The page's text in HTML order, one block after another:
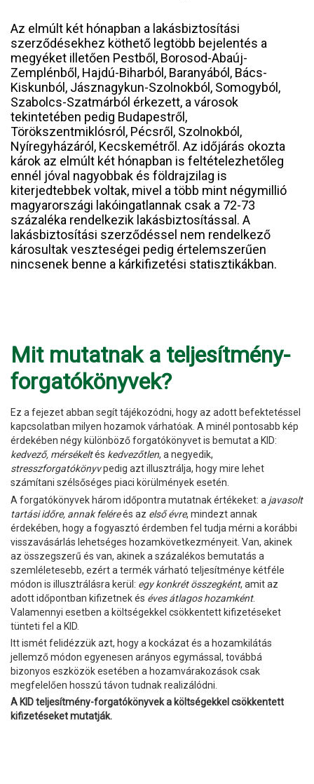
Az elmúlt két hónapban a lakásbiztosítási
szerződésekhez köthető legtöbb bejelentés a
megyéket illetően Pestből, Borosod-Abaúj-
Zemplénből, Hajdú-Biharból, Baranyából, Bács-
Kiskunból, Jásznagykun-Szolnokból, Somogyból,
Szabolcs-Szatmárból érkezett, a városok
tekintetében pedig Budapestről,
Törökszentmiklósról, Pécsről, Szolnokból,
Nyíregyházáról, Kecskemétről. Az időjárás okozta
károk az elmúlt két hónapban is feltételezhetőleg
ennél jóval nagyobbak és földrajzilag is
kiterjedtebbek voltak, mivel a több mint négymillió
magyarországi lakóingatlannak csak a 72-73
százaléka rendelkezik lakásbiztosítással. A
lakásbiztosítási szerződéssel nem rendelkező
károsultak veszteségei pedig értelemszerűen
nincsenek benne a kárkifizetési statisztikákban.
Mit mutatnak a teljesítmény-
forgatókönyvek?
Ez a fejezet abban segít tájékozódni, hogy az adott befektetéssel
kapcsolatban milyen hozamok várhatóak. A minél pontosabb kép
érdekében négy különböző forgatókönyvet is bemutat a KID:
kedvező, mérsékeltés kedvezőtlen, a negyedik,
stresszforgatókönyvpedig azt illusztrálja, hogy mire lehet
számítani szélsőséges piaci körülmények esetén.
A forgatókönyvek három időpontra mutatnak értékeket: a javasolt
tartási időre, annak feléreés az első évre, mindezt annak
érdekében, hogy a fogyasztó érdemben fel tudja mérni a korábbi
visszavásárlás lehetséges hozamkövetkezményeit. Van, akinek
az összegszerű és van, akinek a százalékos bemutatás a
szemléletesebb, ezért a termék várható teljesítménye kétféle
módon is illusztrálásra kerül: egy konkrét összegként, amit az
adott időpontban kifizetnek és éves átlagos hozamként.
Valamennyi esetben a költségekkel csökkentett kifizetéseket
tünteti fel a KID.
Itt ismét felidézzük azt, hogy a kockázat és a hozamkilátás
jellemző módon egyenesen arányos egymással, továbbá
bizonyos eszközök esetében a hozamvárakozások csak
megfelelően hosszú távon tudnak realizálódni.
A KID teljesítmény-forgatókönyvek a költségekkel csökkentett
kifizetéseket mutatják.